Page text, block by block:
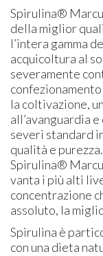
Spirulina®
della miglior
l’intera gamma
acquicoltura al
severamente
la coltivazione,
all’avanguardia
severi standard
qualità e
Spirulina®
vanta i più alti
concentrazione
assoluto, la
Spirulina è
con una dieta